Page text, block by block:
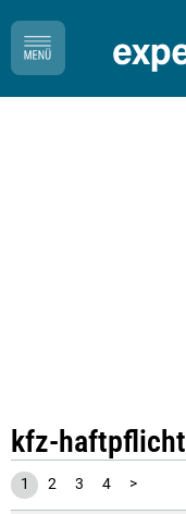
kfz-haftpflicht
1 2 3 4 >